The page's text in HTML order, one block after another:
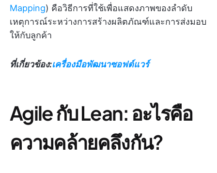
Mapping) คือวิธีการที่ใช้เพื่อแสดงภาพของลำดับ
เหตุการณ์ระหว่างการสร้างผลิตภัณฑ์และการส่งมอบ
ให้กับลูกค้า
ที่เกี่ยวข้อง:เครื่องมือพัฒนาซอฟต์แวร์
Agile กับ Lean: อะไรคือ
ความคล้ายคลึงกัน?